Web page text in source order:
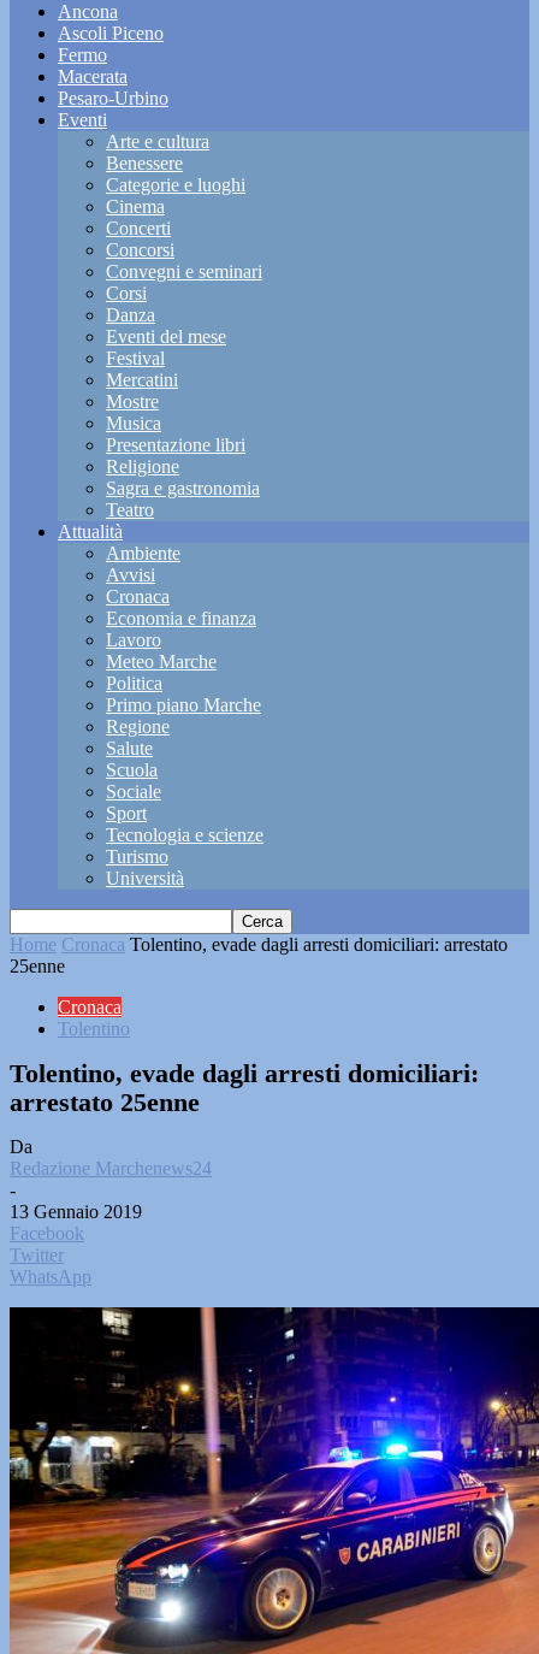
Ancona
Ascoli Piceno
Fermo
Macerata
Pesaro-Urbino
Eventi
Arte e cultura
Benessere
Categorie e luoghi
Cinema
Concerti
Concorsi
Convegni e seminari
Corsi
Danza
Eventi del mese
Festival
Mercatini
Mostre
Musica
Presentazione libri
Religione
Sagra e gastronomia
Teatro
Attualità
Ambiente
Avvisi
Cronaca
Economia e finanza
Lavoro
Meteo Marche
Politica
Primo piano Marche
Regione
Salute
Scuola
Sociale
Sport
Tecnologia e scienze
Turismo
Università
Home Cronaca Tolentino, evade dagli arresti domiciliari: arrestato
25enne
Cronaca
Tolentino
Tolentino, evade dagli arresti domiciliari:
arrestato 25enne
Da
Redazione Marchenews24
-
13 Gennaio 2019
Facebook
Twitter
WhatsApp